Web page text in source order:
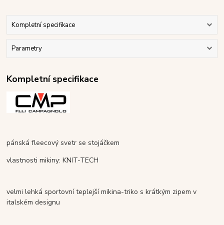
Kompletní specifikace
Parametry
Kompletní specifikace
pánská fleecový svetr se stojáčkem
vlastnosti mikiny: KNIT-TECH
velmi lehká sportovní teplejší mikina-triko s krátkým zipem v
italském designu